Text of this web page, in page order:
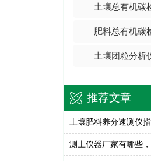
土壤总有机碳
肥料总有机碳
土壤团粒分析
推荐文章